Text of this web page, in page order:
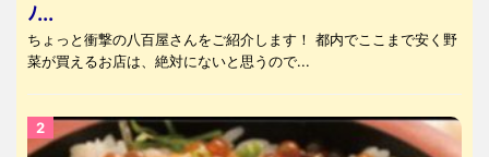
ﾉ...
ちょっと衝撃の八百屋さんをご紹介します！ 都内でここまで安く野
菜が買えるお店は、絶対にないと思うので...